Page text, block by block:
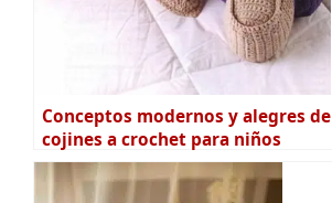
Conceptos modernos y alegres de
cojines a crochet para niños